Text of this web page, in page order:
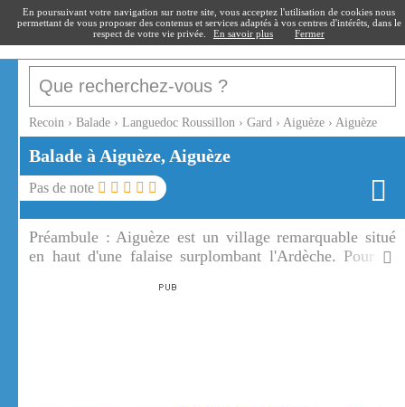
recoin.fr
Recoin › Balade › Languedoc Roussillon › Gard › Aiguèze › Aiguèze
Balade à Aiguèze, Aiguèze
Pas de note
Préambule :Aiguèze est un village remarquable situé
en haut d'une falaise surplombant l'Ardèche. Pour sa
En poursuivant votre navigation sur notre site, vous acceptez l'utilisation de cookies nous
permettant de vous proposer des contenus et services adaptés à vos centres d'intérêts, dans le
respect de votre vie privée.
En savoir plus Fermer